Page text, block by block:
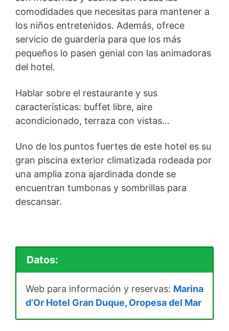
comodidades que necesitas para mantener a
los niños entretenidos. Además, ofrece
servicio de guardería para que los más
pequeños lo pasen genial con las animadoras
del hotel.
Hablar sobre el restaurante y sus
características: buffet libre, aire
acondicionado, terraza con vistas…
Uno de los puntos fuertes de este hotel es su
gran piscina exterior climatizada rodeada por
una amplia zona ajardinada donde se
encuentran tumbonas y sombrillas para
descansar.
Datos:
Web para información y reservas: Marina
d’Or Hotel Gran Duque, Oropesa del Mar